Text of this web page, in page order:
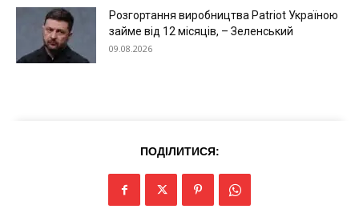
Світ
Технології
Війна
Розгортання виробництва Patriot Україною
займе від 12 місяців, – Зеленський
09.08.2026
ПОДІЛИТИСЯ: